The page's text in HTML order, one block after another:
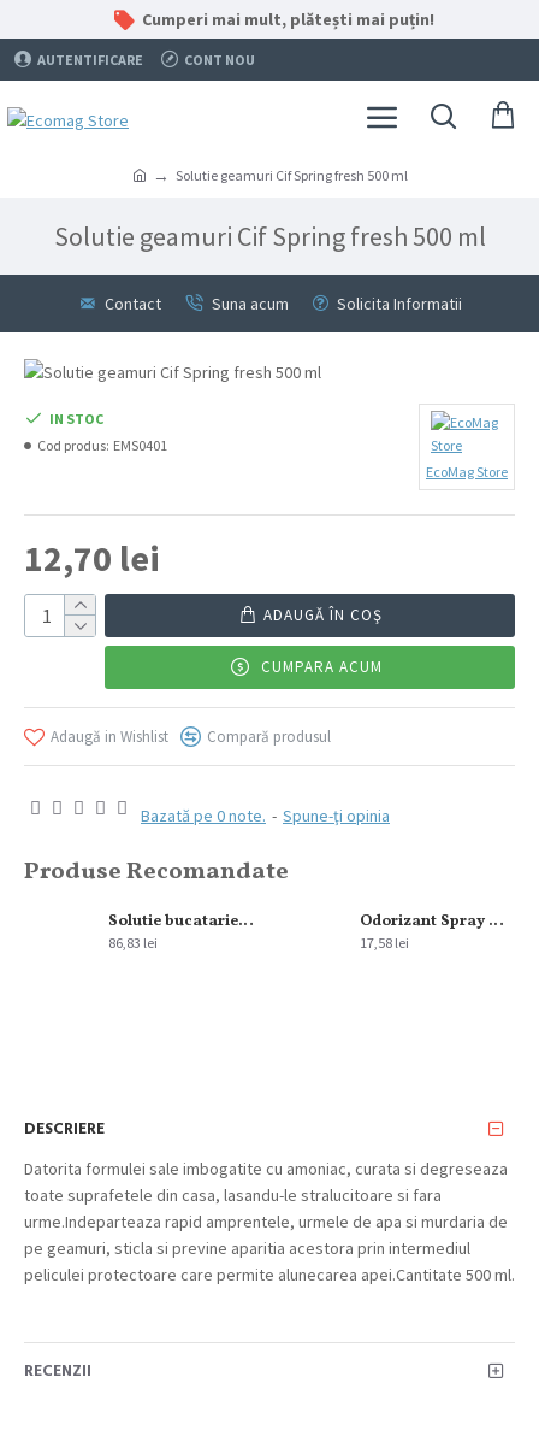
Cumperi mai mult, plătești mai puțin!
AUTENTIFICARE CONT NOU
Solutie geamuri Cif Spring fresh 500 ml
Solutie geamuri Cif Spring fresh 500 ml
Contact Suna acum Solicita Informatii
Bazată pe 0 note. - Spune-ţi opinia
12,70 lei
IN STOC
Cod produs: EMS0401
EcoMag Store
ADAUGĂ ÎN COŞ
CUMPARA ACUM
Adaugă in Wishlist Compară produsul
Produse Recomandate
Solutie bucatarie Royal Hygiene 5L
86,83 lei
Odorizant Spray Glade Aerosol Apple&Cinnamon 300 ml
17,58 lei
DESCRIERE
Datorita formulei sale imbogatite cu amoniac, curata si degreseaza
toate suprafetele din casa, lasandu-le stralucitoare si fara
urme.Indeparteaza rapid amprentele, urmele de apa si murdaria de
pe geamuri, sticla si previne aparitia acestora prin intermediul
peliculei protectoare care permite alunecarea apei.Cantitate 500 ml.
RECENZII